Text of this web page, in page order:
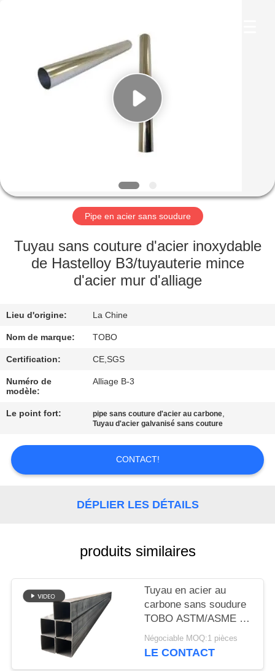
MAISON
DE
NOUS
VISITE
D'USINE
DE
QUALITÉ
CONTACTEZ-
NOUS
NOUVELLES
SITE
PRIVACY
POLICY
Pipe en acier sans soudure
Tuyau sans couture d'acier inoxydable
de Hastelloy B3/tuyauterie mince
d'acier mur d'alliage
Lieu d'origine: La Chine
Nom de marque: TOBO
Certification: CE,SGS
Numéro de
modèle:
Alliage B-3
Le point fort: pipe sans couture d'acier au carbone,
Tuyau d'acier galvanisé sans couture
CONTACT!
DÉPLIER LES DÉTAILS
produits similaires
Tuyau en acier au
carbone sans soudure
TOBO ASTM/ASME –
Grand diamètre et
haute résistance pour
Négociable MOQ:1 pièces
LE CONTACT